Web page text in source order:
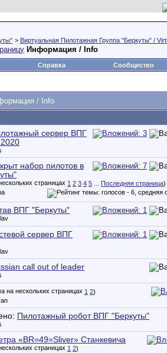
> Виртуальная Пилотажная Группа "Беркуты" /
Информация / Info
Справка Сообщество
/ Info
сервер ВПГ
набор пилотов в
1 2 3 4 5 Последняя страница)
ВПГ "Беркуты"
сервер ВПГ
call out of leader
1 2)
Пилотажный робот ВПГ "Беркуты"
«BR=49=Sliver» Станкевича
1 2)